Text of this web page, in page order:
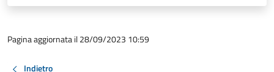
Pagina aggiornata il 28/09/2023 10:59
Indietro